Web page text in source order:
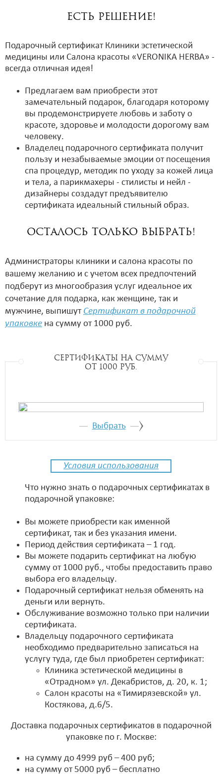
Есть решение!
Подарочный сертификат Клиники эстетической
медицины или Салона красоты «VERONIKA HERBA» -
всегда отличная идея!
Предлагаем вам приобрести этот
замечательный подарок, благодаря которому
вы продемонстрируете любовь и заботу о
красоте, здоровье и молодости дорогому вам
человеку.
Владелец подарочного сертификата получит
пользу и незабываемые эмоции от посещения
спа процедур, методик по уходу за кожей лица
и тела, а парикмахеры - стилисты и нейл -
дизайнеры создадут предъявителю
сертификата идеальный стильный образ.
Осталось только выбрать!
Администраторы клиники и салона красоты по
вашему желанию и с учетом всех предпочтений
подберут из многообразия услуг идеальное их
сочетание для подарка, как женщине, так и
мужчине, выпишут Сертификат в подарочной
упаковке на сумму от 1000 руб.
Сертификаты на сумму
от 1000 руб.
Выбрать
Условия использования
Что нужно знать о подарочных сертификатах в
подарочной упаковке:
Вы можете приобрести как именной
сертификат, так и без указания имени.
Период действия сертификата – 1 год.
Вы можете подарить сертификат на любую
сумму от 1000 руб., чтобы предоставить право
выбора его владельцу.
Подарочный сертификат нельзя обменять на
деньги или вернуть.
Обслуживание возможно только при наличии
сертификата.
Владельцу подарочного сертификата
необходимо предварительно записаться на
услугу туда, где был приобретен сертификат:
Клиника эстетической медицины в
«Отрадном» ул. Декабристов, д. 20, к. 1;
Салон красоты на «Тимирязевской» ул.
Костякова, д.6/5.
Доставка подарочных сертификатов в подарочной
упаковке по г. Москве:
на сумму до 4999 руб – 400 руб;
на сумму от 5000 руб – бесплатно